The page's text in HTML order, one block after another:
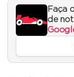
Faça
de